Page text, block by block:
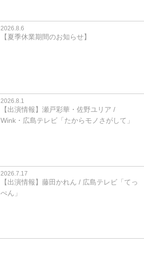
2026.8.6
【夏季休業期間のお知らせ】
2026.8.1
【出演情報】瀬戸彩華・佐野ユリア /
Wink・広島テレビ「たからモノさがして」
2026.7.17
【出演情報】藤田かれん / 広島テレビ「てっ
ぺん」